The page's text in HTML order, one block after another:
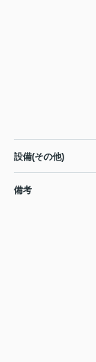
設備(その他)
備考